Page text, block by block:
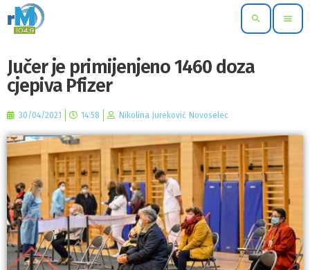
search menu
Jučer je primijenjeno 1460 doza
cjepiva Pfizer
30/04/2021 14:58 Nikolina Jureković Novoselec